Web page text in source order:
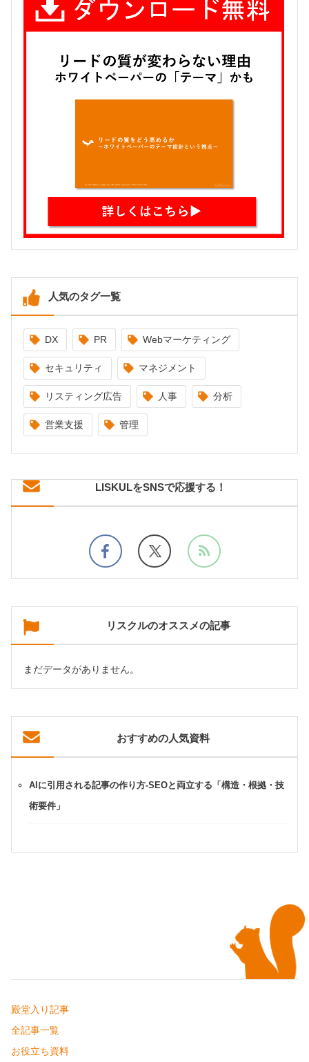
人気のタグ一覧
DX PR Webマーケティング
セキュリティ マネジメント
リスティング広告 人事 分析
営業支援 管理
LISKULをSNSで応援する！
リスクルのオススメの記事
まだデータがありません。
おすすめの人気資料
AIに引用される記事の作り方-SEOと両立する「構造・根拠・技
術要件」
殿堂入り記事
全記事一覧
お役立ち資料